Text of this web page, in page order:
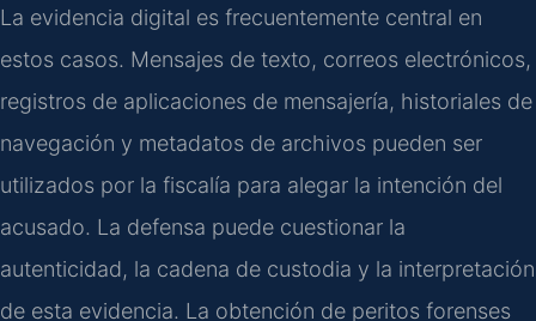
La evidencia digital es frecuentemente central en
estos casos. Mensajes de texto, correos electrónicos,
registros de aplicaciones de mensajería, historiales de
navegación y metadatos de archivos pueden ser
utilizados por la fiscalía para alegar la intención del
acusado. La defensa puede cuestionar la
autenticidad, la cadena de custodia y la interpretación
de esta evidencia. La obtención de peritos forenses